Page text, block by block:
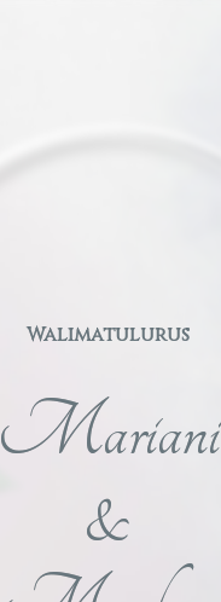
Walimatulurus
Mariani
&